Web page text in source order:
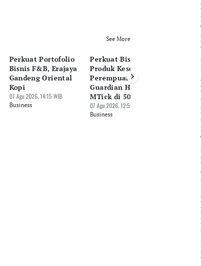
See More
Perkuat Portofolio
Bisnis F&B, Erajaya
Gandeng Oriental
Kopi
07 Agu 2026, 14:15 WIB
Business
Perkuat Bisnis
Produk Kesehatan
Perempuan,
Guardian Hadirkan
MTick di 50 Gerai
07 Agu 2026, 12:59 WIB
Business
Alasan
Bawa
Niaga
07 Agu 2026,